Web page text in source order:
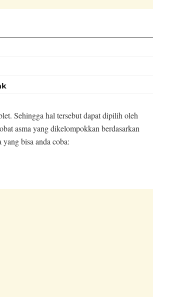
Sehingga hal tersebut dapat dipilih oleh
asma yang dikelompokkan berdasarkan
bisa anda coba: